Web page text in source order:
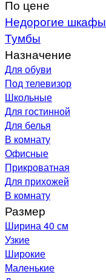
По цене
Недорогие шкафы
Тумбы
Назначение
Для обуви
Под телевизор
Школьные
Для гостинной
Для белья
В комнату
Офисные
Прикроватная
Для прихожей
В комнату
Размер
Ширина 40 см
Узкие
Широкие
Маленькие